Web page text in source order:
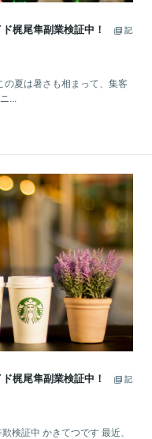
梶尾隼副業検証中！
記
夏は暑さも相まって、集客
...
梶尾隼副業検証中！
記
検証中 かきてつです 最近、